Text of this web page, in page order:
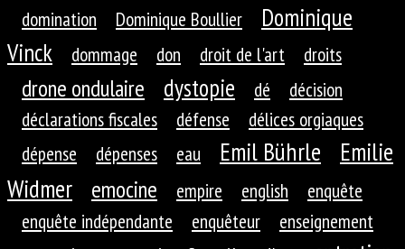
domination
Dominique Boullier
Dominique
Vinck
dommage don droit de l'art droits
drone ondulaire dystopie dé
décision
déclarations fiscales
défense
délices orgiaques
dépense
dépenses eau Emil Bührle
Emilie
Widmer
emocine empire english
enquête
enquête indépendante
enquêteur
enseignement